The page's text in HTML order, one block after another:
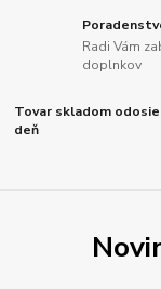
Radi Vám
doplnkov
Tovar skladom
deň